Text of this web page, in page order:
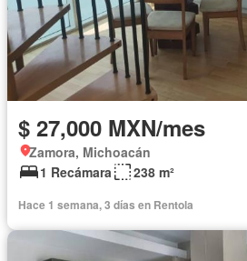
$ 27,000 MXN/mes
Zamora, Michoacán
1 Recámara
238 m²
Hace 1 semana, 3 días en Rentola